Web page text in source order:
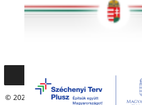
© 2020 – 2021 Társadalmi